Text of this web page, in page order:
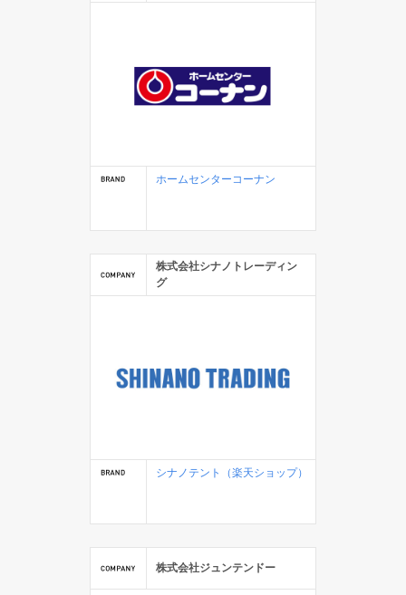
ホームセンターコーナン
株式会社シナノトレーディン
グ
シナノテント（楽天ショップ）
株式会社ジュンテンドー